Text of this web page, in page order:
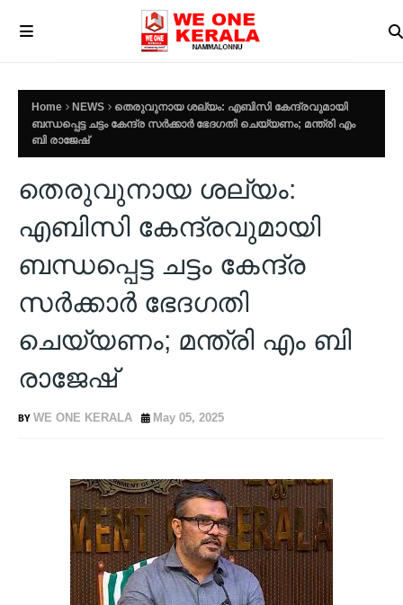
Home NEWS
തെരുവുനായ ശല്യം: എബിസി കേന്ദ്രവുമായി
ബന്ധപ്പെട്ട ചട്ടം കേന്ദ്ര സർക്കാർ ഭേദഗതി ചെയ്യണം; മന്ത്രി എം
ബി രാജേഷ്
തെരുവുനായ ശല്യം:
എബിസി കേന്ദ്രവുമായി
ബന്ധപ്പെട്ട ചട്ടം കേന്ദ്ര
സർക്കാർ ഭേദഗതി
ചെയ്യണം; മന്ത്രി എം ബി
രാജേഷ്
WE ONE KERALA May 05, 2025